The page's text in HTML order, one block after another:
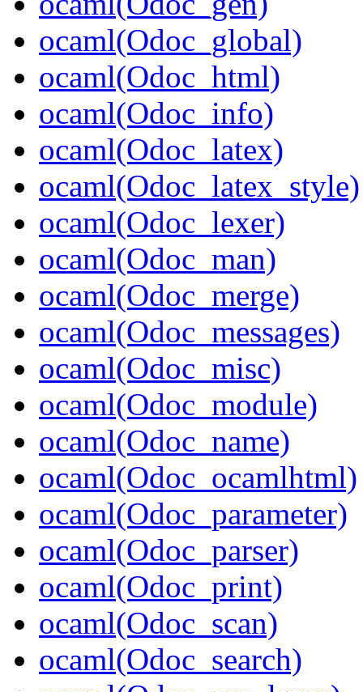
ocaml(Odoc_global)
ocaml(Odoc_html)
ocaml(Odoc_info)
ocaml(Odoc_latex)
ocaml(Odoc_latex_style)
ocaml(Odoc_lexer)
ocaml(Odoc_man)
ocaml(Odoc_merge)
ocaml(Odoc_messages)
ocaml(Odoc_misc)
ocaml(Odoc_module)
ocaml(Odoc_name)
ocaml(Odoc_ocamlhtml)
ocaml(Odoc_parameter)
ocaml(Odoc_parser)
ocaml(Odoc_print)
ocaml(Odoc_scan)
ocaml(Odoc_search)